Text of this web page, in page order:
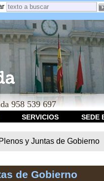
958 539 697
SERVICIOS SEDE
Plenos y Juntas de Gobierno
de Gobierno